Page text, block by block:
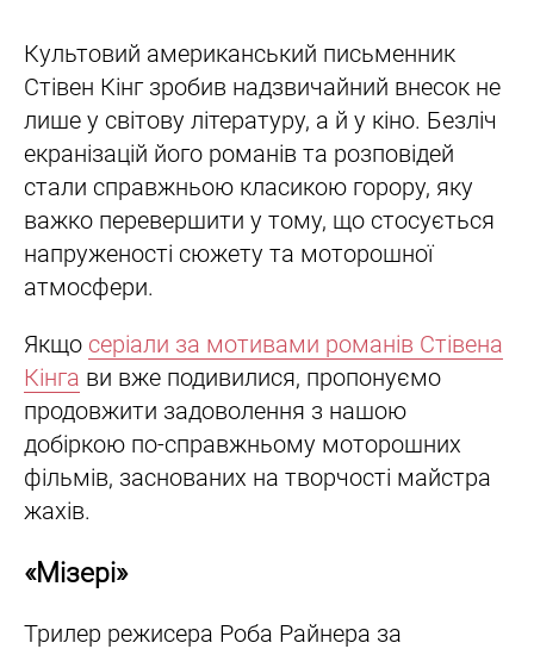
Культовий американський письменник
Стівен Кінг зробив надзвичайний внесок не
лише у світову літературу, а й у кіно. Безліч
екранізацій його романів та розповідей
стали справжньою класикою горору, яку
важко перевершити у тому, що стосується
напруженості сюжету та моторошної
атмосфери.
Якщо серіали за мотивами романів Стівена
Кінга ви вже подивилися, пропонуємо
продовжити задоволення з нашою
добіркою по-справжньому моторошних
фільмів, заснованих на творчості майстра
жахів.
«Мізері»
Трилер режисера Роба Райнера за